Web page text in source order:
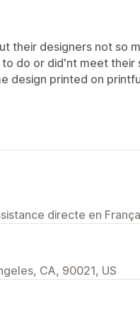
their designers not so
do or did'nt meet their
design printed on
directe en
CA, 90021, US